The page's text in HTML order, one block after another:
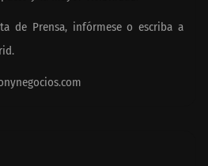
de Prensa, infórmese o escriba a